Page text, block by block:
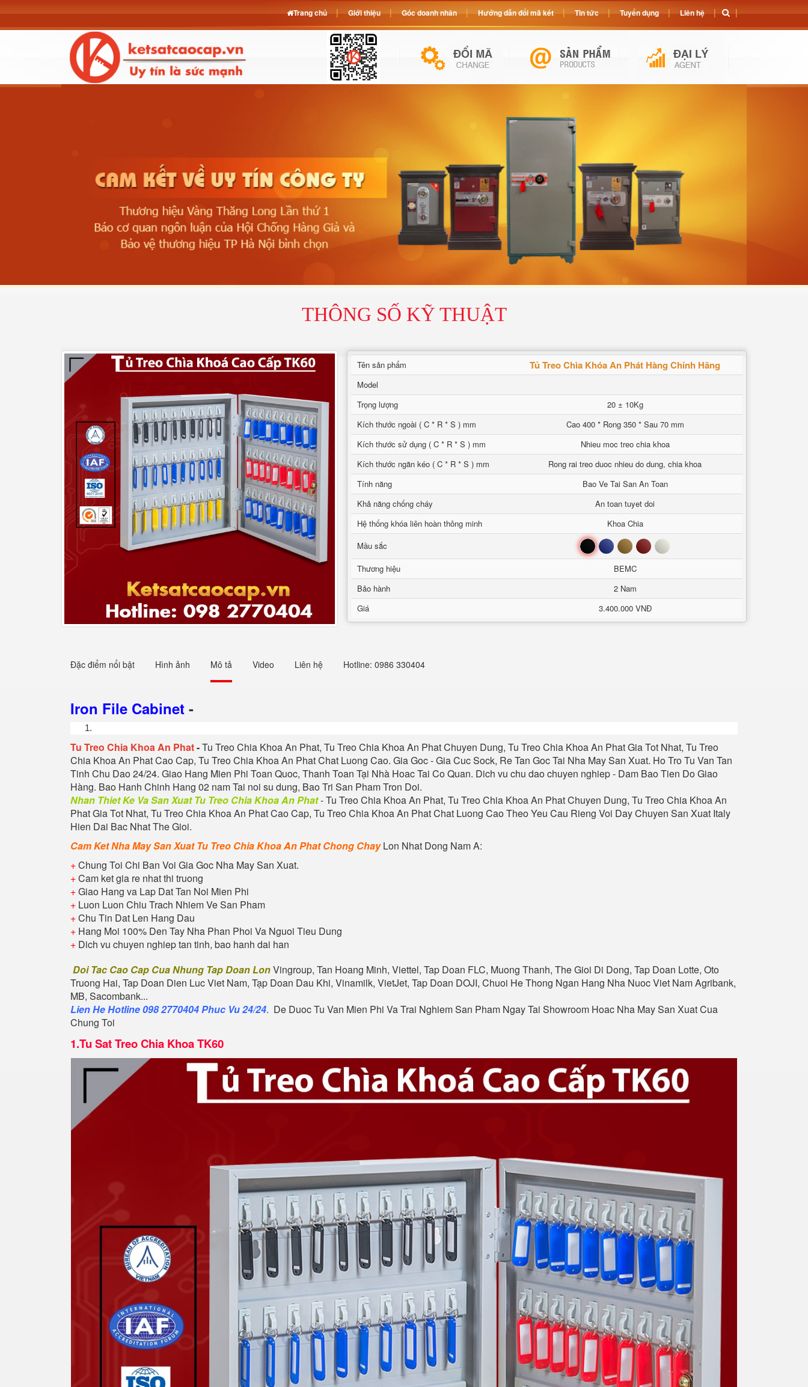
THÔNG SỐ KỸ THUẬT
Tên sản phẩm Tủ Treo Chìa Khóa An Phát Hàng Chính Hãng
Model
Trọng lượng
20 ± 10Kg
Kích thước ngoài ( C * R * S ) mm
Cao 400 * Rong 350 * Sau 70 mm
Kích thước sử dụng ( C * R * S ) mm
Nhieu moc treo chia khoa
Kích thước ngăn kéo ( C * R * S ) mm
Rong rai treo duoc nhieu do dung, chia khoa
Tính năng
Bao Ve Tai San An Toan
Khả năng chống cháy
An toan tuyet doi
Hệ thống khóa liên hoàn thông minh
Khoa Chia
Mầu sắc
Đen Xanh Nâu Đỏ Trắng
Thương hiệu
BEMC
Bảo hành
2 Nam
Giá
3.400.000 VNĐ
Đặc điểm nổi bật Hình ảnh Mô tả Video Liên hệ Hotline: 0986 330404
Iron File Cabinet -
Tu Treo Chia Khoa An Phat-Tu Treo Chia Khoa An Phat, Tu Treo Chia Khoa An PhatChuyen Dung, Tu Treo Chia Khoa An PhatGia Tot Nhat, Tu Treo
Chia KhoaAn PhatCao Cap, Tu Treo Chia Khoa An PhatChat Luong Cao. Gia Goc - Gia Cuc Sock, Re Tan Goc Tai Nha May San Xuat. Ho Tro Tu Van Tan
Tinh Chu Dao 24/24. Giao Hang Mien Phi Toan Quoc, Thanh Toan Tại Nhà Hoac Tai Co Quan. Dich vu chu dao chuyen nghiep - Dam Bao Tien Do Giao
Hàng. Bao Hanh Chinh Hang 02 nam Tai noi su dung, Bao Tri San Pham Tron Doi.
Nhan Thiet Ke Va San Xuat Tu Treo Chia Khoa An Phat- Tu Treo Chia Khoa An Phat, Tu Treo Chia Khoa An PhatChuyen Dung, Tu Treo Chia Khoa An
PhatGia Tot Nhat, Tu Treo Chia Khoa An PhatCao Cap, Tu Treo Chia Khoa An PhatChat Luong Cao Theo Yeu Cau Rieng Voi Day Chuyen San Xuat Italy
Hien Dai Bac Nhat The Gioi.
Cam Ket Nha May San Xuat Tu Treo Chia Khoa An PhatChong ChayLon Nhat Dong Nam A:
+Chung Toi Chi Ban Voi Gia Goc Nha May San Xuat.
+Cam ket gia re nhat thi truong
+Giao Hang va Lap Dat Tan Noi Mien Phi
+ Luon Luon Chiu Trach Nhiem Ve San Pham
+Chu Tin Dat Len Hang Dau
+ Hang Moi 100% Den Tay Nha Phan Phoi Va Nguoi Tieu Dung
+ Dich vu chuyen nghiep tan tinh, bao hanh dai han
Doi Tac Cao Cap Cua Nhung Tap Doan LonVingroup, Tan Hoang Minh, Viettel, Tap Doan FLC, Muong Thanh, The Gioi Di Dong, Tap Doan Lotte, Oto
Truong Hai, Tap Doan Dien Luc Viet Nam, Tạp Doan Dau Khi, Vinamilk, VietJet, Tap Doan DOJI, Chuoi He Thong Ngan Hang Nha Nuoc Viet Nam Agribank,
MB, Sacombank...
Lien He Hotline 098 2770404 Phuc Vu 24/24. De Duoc Tu Van Mien Phi Va Trai Nghiem San Pham Ngay Tai Showroom Hoac Nha May San Xuat Cua
Chung Toi
1.Tu Sat Treo Chia Khoa TK60
Trang chủ Giới thiệu Góc doanh nhân Hướng dẫn đổi mã két Tin tức Tuyển dụng Liên hệ